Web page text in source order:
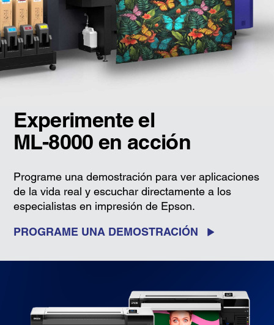
Experimente el
ML-8000 en acción
Programe una demostración para ver aplicaciones
de la vida real y escuchar directamente a los
especialistas en impresión de Epson.
PROGRAME UNA DEMOSTRACIÓN